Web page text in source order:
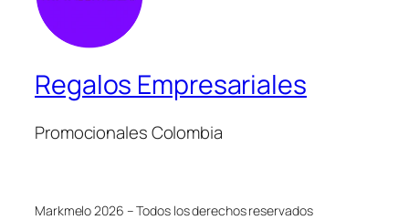
Regalos Empresariales
Promocionales Colombia
Markmelo 2026 – Todos los derechos reservados